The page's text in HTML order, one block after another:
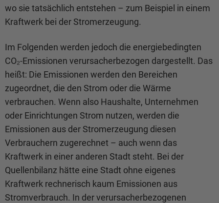
wo sie tatsächlich entstehen – zum Beispiel in einem
Kraftwerk bei der Stromerzeugung.
Im Folgenden werden jedoch die energiebedingten
CO₂-Emissionen verursacherbezogen dargestellt. Das
heißt: Die Emissionen werden den Bereichen
zugeordnet, die den Strom oder die Wärme
verbrauchen. Wenn also Haushalte, Unternehmen
oder Einrichtungen Strom nutzen, werden die
Emissionen aus der Stromerzeugung diesen
Verbrauchern zugerechnet – auch wenn das
Kraftwerk in einer anderen Stadt steht. Bei der
Quellenbilanz hätte eine Stadt ohne eigenes
Kraftwerk rechnerisch kaum Emissionen aus
Stromverbrauch. In der verursacherbezogenen